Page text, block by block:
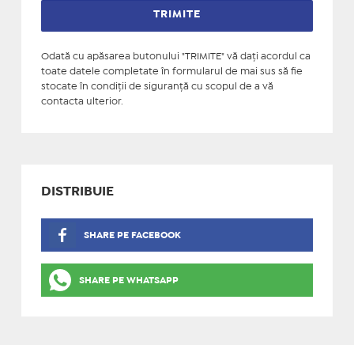
Odată cu apăsarea butonului "TRIMITE" vă daţi acordul ca
toate datele completate în formularul de mai sus să fie
stocate în condiţii de siguranţă cu scopul de a vă
contacta ulterior.
DISTRIBUIE
SHARE PE FACEBOOK
SHARE PE WHATSAPP